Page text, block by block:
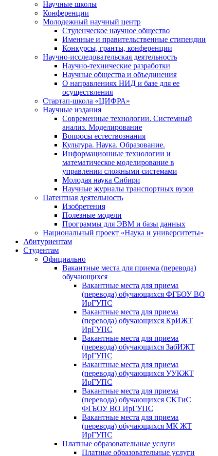
Научные школы
Конференции
Молодежный научный центр
Студенческое научное общество
Именные и правительственные стипендии
Конкурсы, гранты, конференции
Научно-исследовательская деятельность
Научно-технические разработки
Научные общества и объединения
О направлениях НИД и базе для ее
осуществления
Стартап-школа «ЦИФРА»
Научные издания
Современные технологии. Системный
анализ. Моделирование
Вопросы естествознания
Культура. Наука. Образование.
Информационные технологии и
математическое моделирование в
управлении сложными системами
Молодая наука Сибири
Научные журналы транспортных вузов
Патентная деятельность
Изобретения
Полезные модели
Программы для ЭВМ и базы данных
Национальный проект «Наука и университеты»
Абитуриентам
Студентам
Официально
Вакантные места для приема (перевода)
обучающихся
Вакантные места для приема
(перевода) обучающихся ФГБОУ ВО
ИрГУПС
Вакантные места для приема
(перевода) обучающихся КрИЖТ
ИрГУПС
Вакантные места для приема
(перевода) обучающихся ЗабИЖТ
ИрГУПС
Вакантные места для приема
(перевода) обучающихся УУКЖТ
ИрГУПС
Вакантные места для приема
(перевода) обучающихся СКТиС
ФГБОУ ВО ИрГУПС
Вакантные места для приема
(перевода) обучающихся МК ЖТ
ИрГУПС
Платные образовательные услуги
Платные образовательные услуги